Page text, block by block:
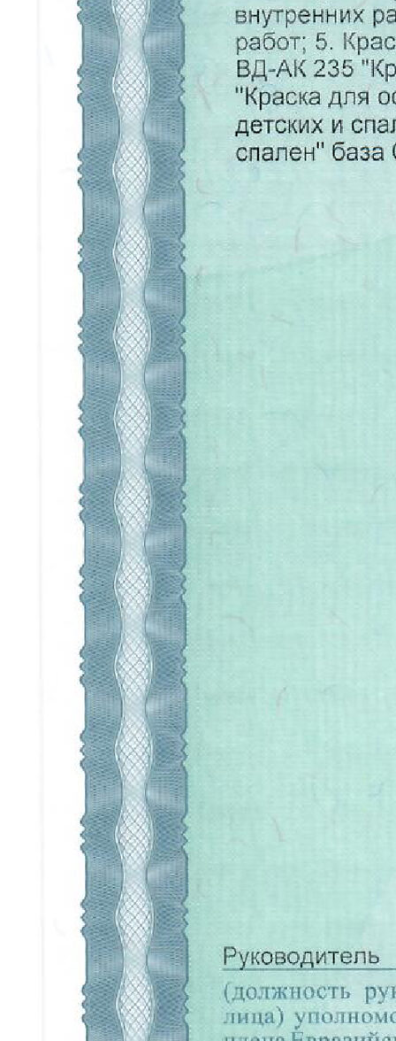
КАТАЛОГ
Краски
Штукатурка
Обои
Напольные покрытия
Фрески
Мозайка
НАВИГАЦИЯ
О нас
Каталог
Для дизайнеров
Портфолио
Отзывы
Вопросы
Контакты
КОНТАКТЫ
+7 (900) 123-45-67
info@anturagepaint.ru
Москва, ул. Примерная, 12
© 2026 Студия декоративных
покрытий «Антураж». Все права
защищены.